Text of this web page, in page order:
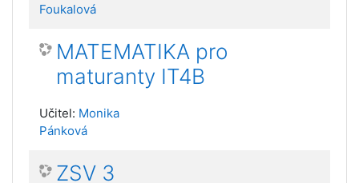
Foukalová
MATEMATIKA pro
maturanty IT4B
Učitel: Monika
Pánková
ZSV 3